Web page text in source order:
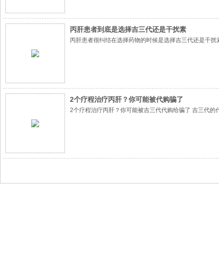
丙肝患者到底是选择吉三代还是干扰素
丙肝患者很纠结在选择药物的时候是选择吉三代还是干
2个疗程治疗丙肝？你可能被代购骗了
2个疗程治疗丙肝？你可能被吉三代代购给骗了 吉三代